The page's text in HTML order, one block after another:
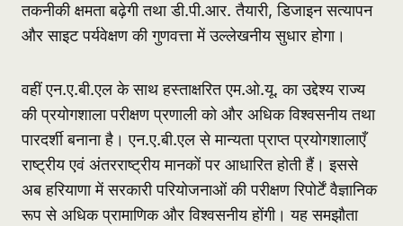
तकनीकी क्षमता बढ़ेगी तथा डी.पी.आर. तैयारी, डिजाइन सत्यापन
और साइट पर्यवेक्षण की गुणवत्ता में उल्लेखनीय सुधार होगा।
वहीं एन.ए.बी.एल के साथ हस्ताक्षरित एम.ओ.यू. का उद्देश्य राज्य
की प्रयोगशाला परीक्षण प्रणाली को और अधिक विश्वसनीय तथा
पारदर्शी बनाना है। एन.ए.बी.एल से मान्यता प्राप्त प्रयोगशालाएँ
राष्ट्रीय एवं अंतरराष्ट्रीय मानकों पर आधारित होती हैं। इससे
अब हरियाणा में सरकारी परियोजनाओं की परीक्षण रिपोर्टें वैज्ञानिक
रूप से अधिक प्रामाणिक और विश्वसनीय होंगी। यह समझौता